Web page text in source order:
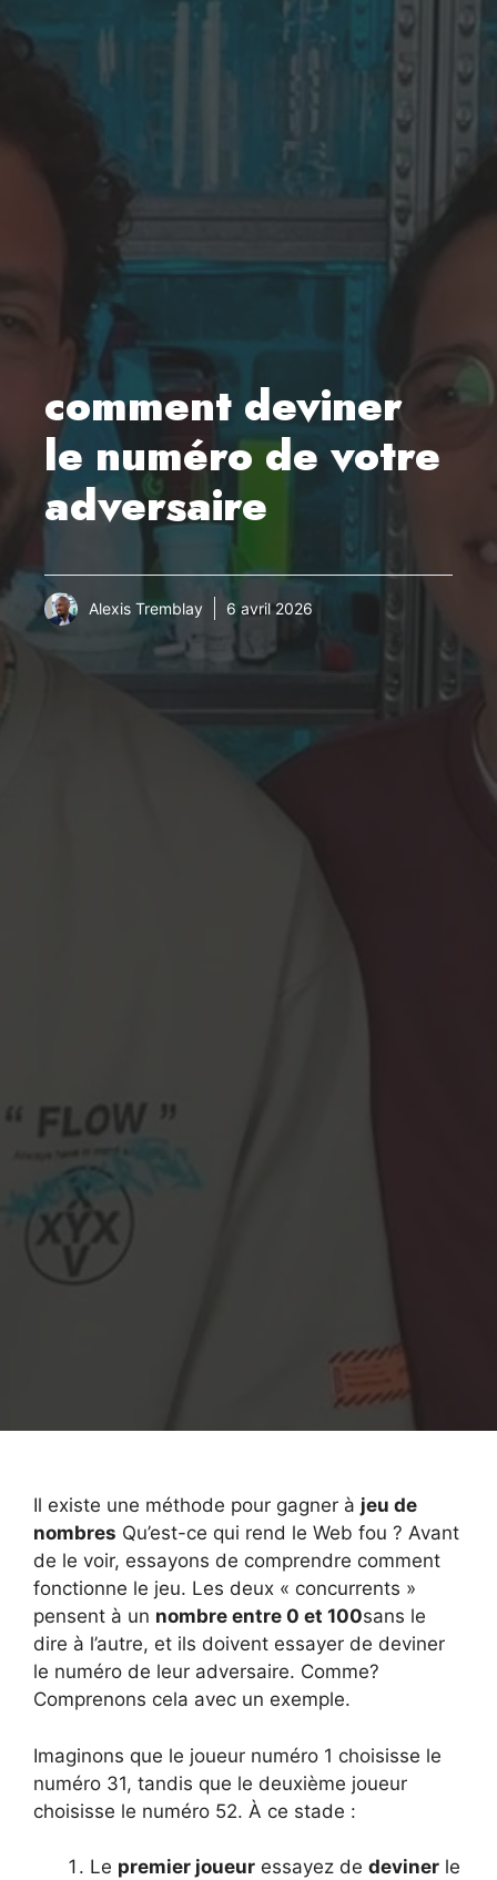
comment deviner
le numéro de votre
adversaire
Alexis Tremblay 6 avril 2026
Il existe une méthode pour gagner à jeu de
nombres Qu’est-ce qui rend le Web fou ? Avant
de le voir, essayons de comprendre comment
fonctionne le jeu. Les deux « concurrents »
pensent à un nombre entre 0 et 100sans le
dire à l’autre, et ils doivent essayer de deviner
le numéro de leur adversaire. Comme?
Comprenons cela avec un exemple.
Imaginons que le joueur numéro 1 choisisse le
numéro 31, tandis que le deuxième joueur
choisisse le numéro 52. À ce stade :
Le premier joueur essayez de deviner le